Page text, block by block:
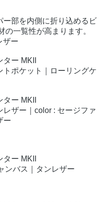
ー部を内側に折り込めるビ
の一覧性が高まります。
ザー
トポケット｜ローリングケ
ザー｜color : セージファ
ー
ンバス｜タンレザー